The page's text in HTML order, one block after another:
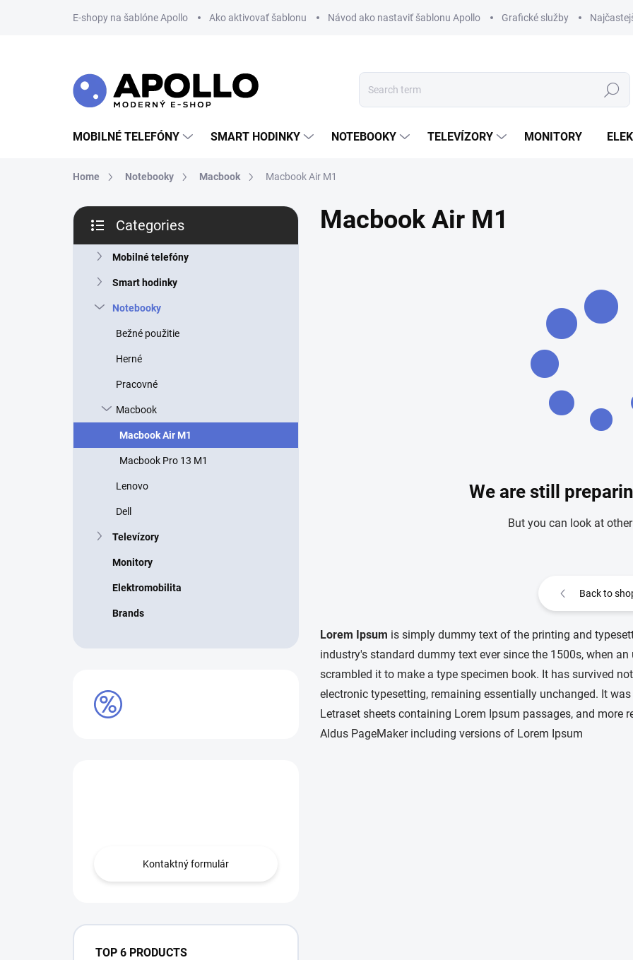
E-shopy na šablóne Apollo Ako aktivovať šablonu Návod ako nastaviť šablonu Apollo Grafické služby
Search
MOBILNÉ TELEFÓNY SMART HODINKY NOTEBOOKY TELEVÍZORY MONITORY
Home Notebooky Macbook Macbook Air M1
S
d
categories
Categories
Mobilné telefóny
Smart hodinky
Notebooky
Bežné použitie
Herné
Pracovné
Macbook
Macbook Air M1
Macbook Pro 13 M1
Lenovo
Dell
Televízory
Monitory
Elektromobilita
Brands
Kontaktný formulár
TOP 6 PRODUCTS
Macbook Air M1
We are still
But you can look at
Back to
Lorem Ipsum is simply dummy text of the printing and
industry's standard dummy text ever since the 1500s, when
scrambled it to make a type specimen book. It has survived
electronic typesetting, remaining essentially unchanged. It
Letraset sheets containing Lorem Ipsum passages, and
Aldus PageMaker including versions of Lorem Ipsum